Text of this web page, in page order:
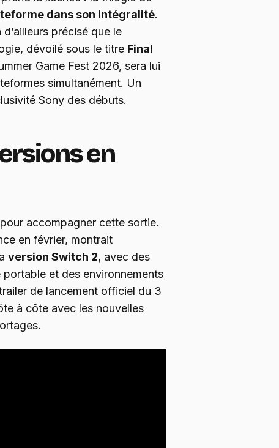
dans son intégralité.
précisé que le
dévoilé sous le titre Final
Game Fest 2026, sera lui
simultanément. Un
Sony des débuts.
en
accompagner cette sortie.
en février, montrait
version Switch 2, avec des
et des environnements
de lancement officiel du 3
à côte avec les nouvelles